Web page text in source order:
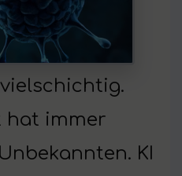
hat immer
KI